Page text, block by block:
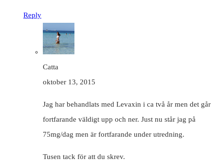
Reply
Catta
oktober 13, 2015
Jag har behandlats med Levaxin i ca två år men det går
fortfarande väldigt upp och ner. Just nu står jag på
75mg/dag men är fortfarande under utredning.
Tusen tack för att du skrev.